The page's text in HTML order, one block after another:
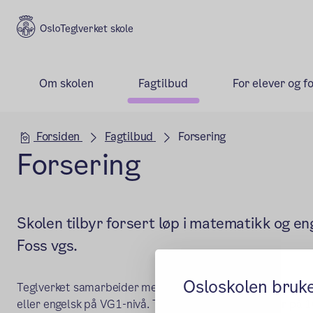
Osloskolen
Teglverket skole
Om skolen Fagtilbud For elever og
Hovedseksjon
Forsiden Fagtilbud Forsering
Forsering
Skolen tilbyr forsert løp i matematikk og
Foss vgs.
Teglverket samarbeider med Foss videregående skole
eller engelsk på VG1-nivå. Tilbudet gjelder for elever på